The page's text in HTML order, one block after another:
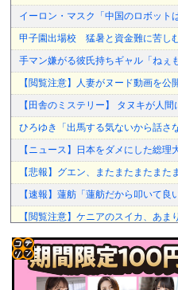
イーロン・マスク「中国のロボット
甲子園出場校 猛暑と資金難に苦
手マン嫌がる彼氏持ちギャル「ね
【閲覧注意】人妻がヌード動画を
【田舎のミステリー】 タヌキが人
ひろゆき「出馬する気ないから話
【ニュース】日本をダメにした総
【悲報】グエン、またまたまたま
【速報】蓮舫「蓮舫だから叩いて
【閲覧注意】ケニアのスイカ、あま
中国、金融監督管理総局前トップ
石破前首相を懐かしむ左派、「石破
広末涼子さん 病気を患っていた・・
コテ